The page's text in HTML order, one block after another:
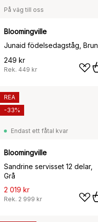
På väg till oss
Bloomingville
Junaid födelsedagståg, Brun
249 kr
Rek. 449 kr
Endast ett fåtal kvar
Bloomingville
Sandrine servisset 12 delar,
Grå
2 019 kr
Rek. 2 999 kr
REA
-33%